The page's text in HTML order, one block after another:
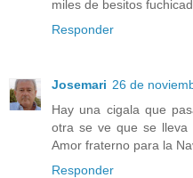
miles de besitos
Responder
Josemari 26 de
Hay una cigala que
otra se ve que se lleva
Amor fraterno para la
Responder